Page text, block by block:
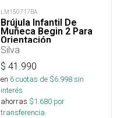
LM150717BA
Brújula Infantil De
Muñeca Begin 2 Para
Orientación
Silva
$ 41.990
en 6cuotas de $6.998sin
interés
ahorras $1.680 por
transferencia.